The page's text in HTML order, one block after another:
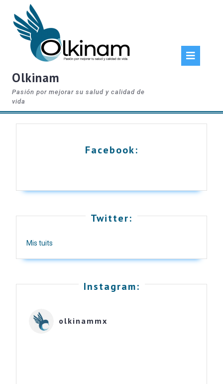
content
Olkinam
Pasión por mejorar su salud y calidad de
vida
Facebook:
Twitter:
Mis tuits
Instagram:
olkinammx